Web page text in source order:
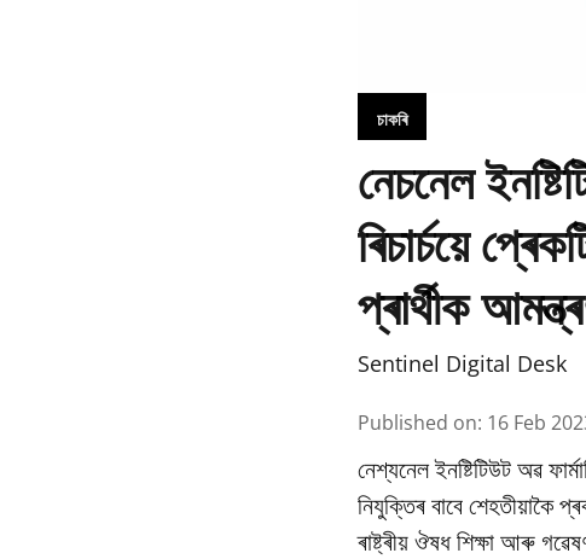
চাকৰি
নেচনেল
ৰিচাৰ্চয়ে
প্ৰাৰ্থীক
Sentinel Digital Desk
Published on: 16 Feb
নেশ্যনেল ইনষ্টিটিউট অৱ
নিযুক্তিৰ বাবে শেহতীয়াকৈ
ৰাষ্ট্ৰীয় ঔষধ শিক্ষা আৰু